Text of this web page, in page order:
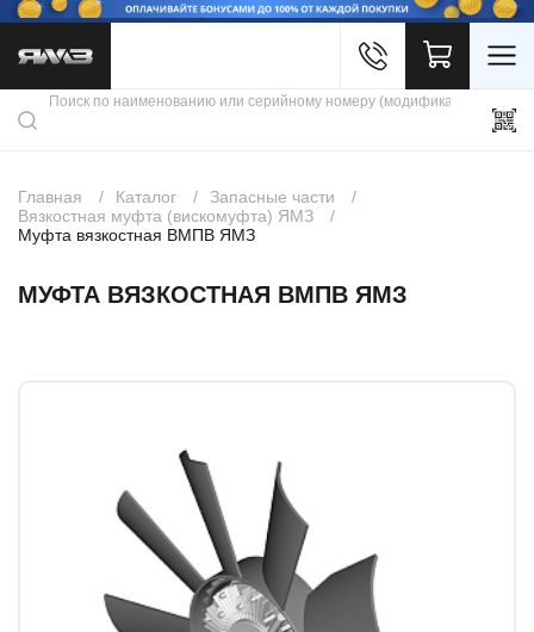
Каталог продукции
Скидки
Контакты
Главная Каталог
Запасные части
Вязкостная муфта (вискомуфта) ЯМЗ
Муфта вязкостная ВМПВ ЯМЗ
МУФТА ВЯЗКОСТНАЯ ВМПВ ЯМЗ